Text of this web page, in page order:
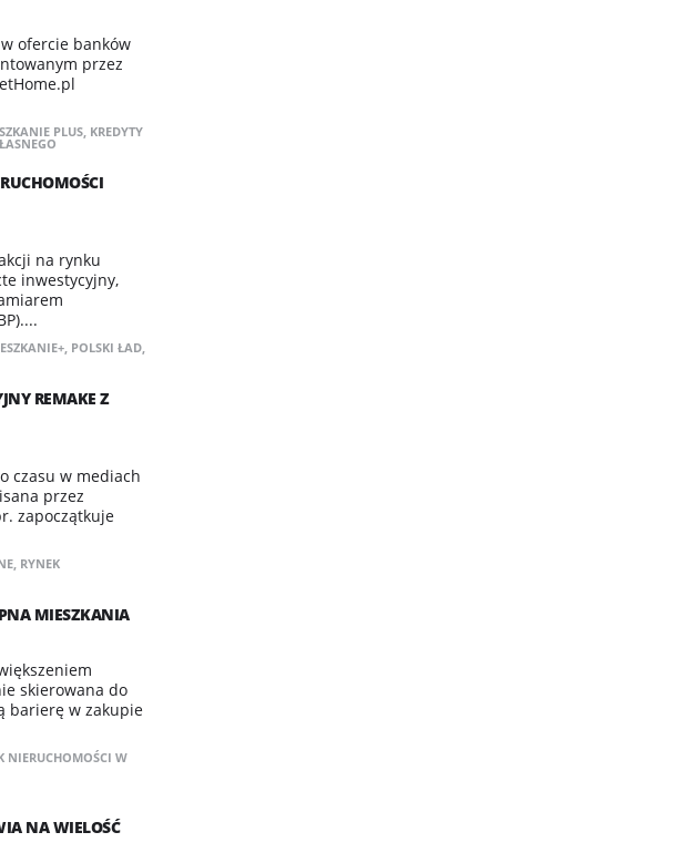
ofercie banków
przez
PLUS, KREDYTY
na rynku
inwestycyjny,
, POLSKI ŁAD,
REMAKE Z
czasu w mediach
przez
zapoczątkuje
, RYNEK
MIESZKANIA
skierowana do
barierę w zakupie
NIERUCHOMOŚCI W
NA WIELOŚĆ